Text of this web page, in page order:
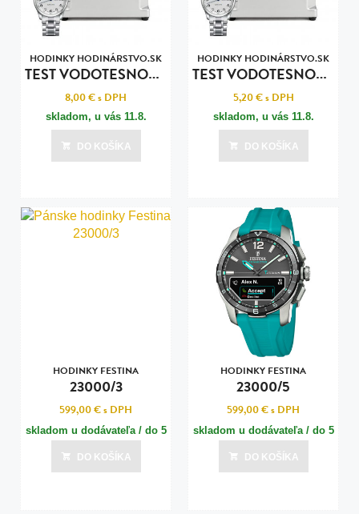
HODINKY HODINÁRSTVO.SK
T
EST VODOTESNOSTI POKROČILY
8,00 €s DPH
skladom, u vás 11.8.
DO KOŠÍKA
HODINKY HODINÁRSTVO.SK
T
EST VODOTESNOSTI ZÁKLADNÝ
5,20 €s DPH
skladom, u vás 11.8.
DO KOŠÍKA
HODINKY FESTINA
23000/3
599,00 €s DPH
skladom u dodávateľa / do 5
dní
Posledná aktualizácia dnes o 03:00
DO KOŠÍKA
HODINKY FESTINA
23000/5
599,00 €s DPH
skladom u dodávateľa / do 5
dní
Posledná aktualizácia dnes o 03:00
DO KOŠÍKA